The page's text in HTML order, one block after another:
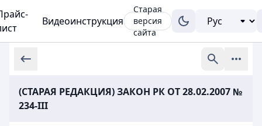
Видеоинструкция
Старая
версия
сайта
(СТАРАЯ РЕДАКЦИЯ) ЗАКОН РК ОТ 28.02.2007 №
234-III